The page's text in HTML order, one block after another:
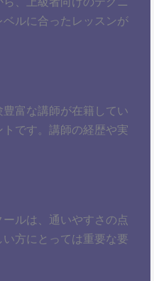
ルに合ったレッスンが
富な講師が在籍してい
です。講師の経歴や実
ルは、通いやすさの点
方にとっては重要な要